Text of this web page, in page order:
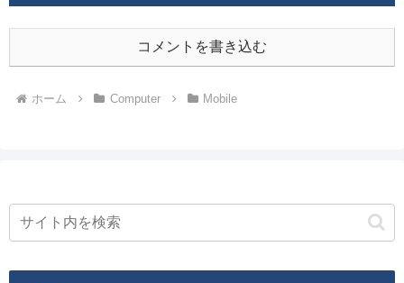
コメントを書き込む
ホーム Computer Mobile